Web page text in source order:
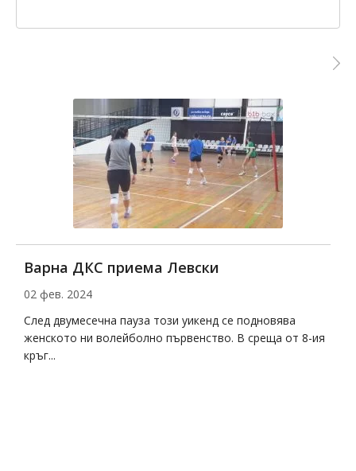
Варна ДКС приема Левски
02 фев. 2024
След двумесечна пауза този уикенд се подновява
женското ни волейболно първенство. В среща от 8-ия
кръг...